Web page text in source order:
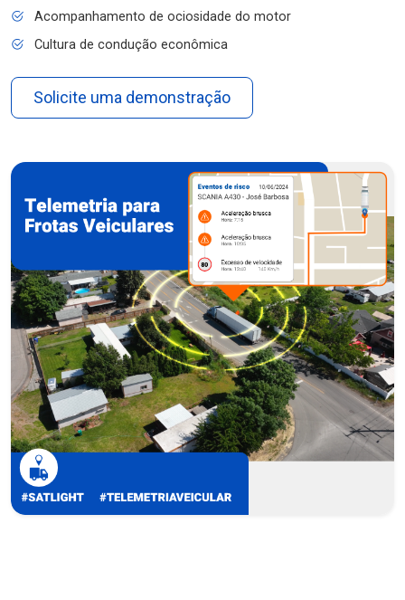
Acompanhamento de ociosidade do motor
Cultura de condução econômica
Solicite uma demonstração